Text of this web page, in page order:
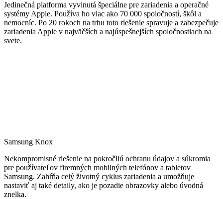
Jedinečná platforma vyvinutá špeciálne pre zariadenia a operačné
systémy Apple. Používa ho viac ako 70 000 spoločností, škôl a
nemocníc. Po 20 rokoch na trhu toto riešenie spravuje a zabezpečuje
zariadenia Apple v najväčších a najúspešnejších spoločnostiach na
svete.
Samsung Knox
Nekompromisné riešenie na pokročilú ochranu údajov a súkromia
pre používateľov firemných mobilných telefónov a tabletov
Samsung. Zahŕňa celý životný cyklus zariadenia a umožňuje
nastaviť aj také detaily, ako je pozadie obrazovky alebo úvodná
znelka.